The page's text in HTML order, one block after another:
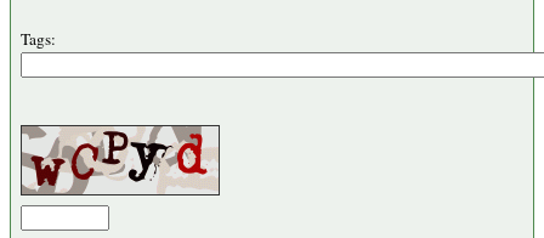
Tags: